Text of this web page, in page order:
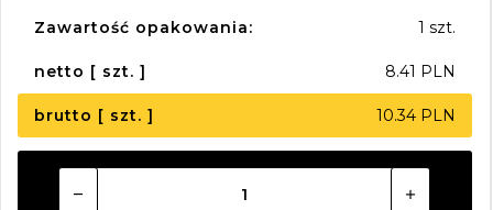
Zawartość opakowania: 1 szt.
netto [ szt. ] 8.41 PLN
brutto [ szt. ] 10.34 PLN